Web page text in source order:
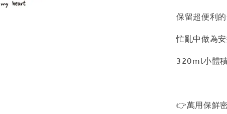
保留超便利
忙亂中做為
320ml小體積
👉萬用保鮮